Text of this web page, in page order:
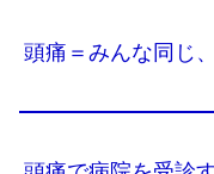
頭痛＝みんな同じ